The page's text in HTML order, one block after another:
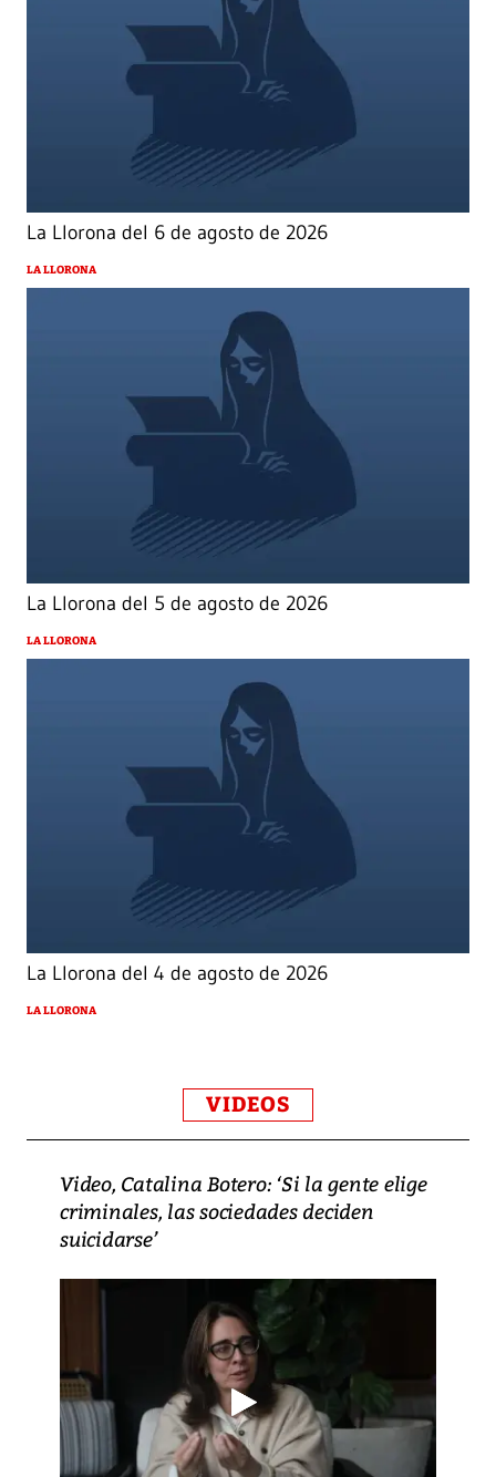
La Llorona del 6 de agosto de 2026
LA LLORONA
La Llorona del 5 de agosto de 2026
LA LLORONA
La Llorona del 4 de agosto de 2026
LA LLORONA
VIDEOS
Video, Catalina Botero: ‘Si la gente elige
criminales, las sociedades deciden
suicidarse’